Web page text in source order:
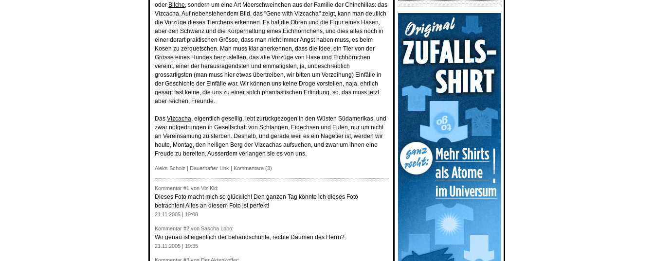
oder Bilche, sondern um eine Art Meerschweinchen aus der Familie der Chinchillas: das
Vizcacha. Auf nebenstehendem Bild, das "Gene with Vizcacha" zeigt, kann man deutlich
die Vorzüge dieses Tierchens erkennen. Es hat die Ohren und die Figur eines Hasen,
aber den Schwanz und die Körperhaltung eines Eichhörnchens, und dies alles noch in
einer derart praktischen Grösse, dass man nicht immer Angst haben muss, es beim
Kosen zu zerquetschen. Man muss klar anerkennen, dass die Idee, ein Tier von der
Grösse eines Hundes herzustellen, das alle Vorzüge von Hase und Eichhörnchen
vereint, einer der herausragendsten und einmaligsten, ja, unbeschreiblich
grossartigsten (man muss hier etwas übertreiben, wir bitten um Verzeihung) Einfälle in
der Geschichte der Einfälle war. Wir können uns keine Droge vorstellen, naja, ehrlich
gesagt fast keine, die uns zu einer solch phantastischen Erfindung, so, das muss jetzt
aber reichen, Freunde.
Das Vizcacha, eigentlich gesellig, lebt zurückgezogen in den Wüsten Südamerikas, und
zwar notgedrungen in Gesellschaft von Schlangen, Eidechsen und Eulen, nur um nicht
an Vereinsamung zu sterben. Deshalb, und gerade weil es ein Nagetier ist, werden wir
heute, Montag, den heiligen Berg der Vizcachas aufsuchen, und zwar um ihnen eine
Freude zu bereiten. Ausserdem verlangen sie es von uns.
Aleks Scholz | Dauerhafter Link | Kommentare (3)
Kommentar #1 von Viz Kid:
Dieses Foto macht mich so glücklich! Den ganzen Tag könnte ich dieses Foto
betrachten! Alles an diesem Foto ist perfekt!
21.11.2005 | 19:08
Kommentar #2 von Sascha Lobo:
Wo genau ist eigentlich der behandschuhte, rechte Daumen des Herrn?
21.11.2005 | 19:35